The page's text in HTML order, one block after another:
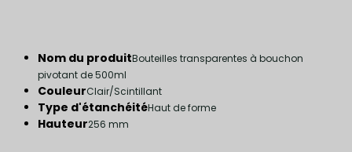
Nom du produitBouteilles transparentes à bouchon
pivotant de 500ml
CouleurClair/Scintillant
Type d'étanchéitéHaut de forme
Hauteur256 mm